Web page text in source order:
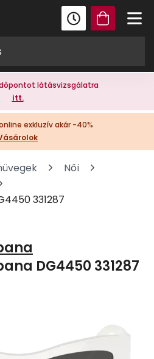
látásvizsgálatra
itt.
exkluzív akár -40%
Női
331287
DG4450 331287